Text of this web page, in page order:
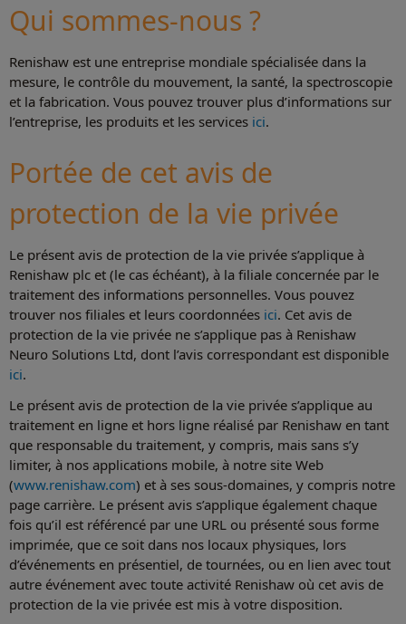
Qui sommes-nous ?
Renishaw est une entreprise mondiale spécialisée dans la
mesure, le contrôle du mouvement, la santé, la spectroscopie
et la fabrication. Vous pouvez trouver plus d’informations sur
l’entreprise, les produits et les services ici.
Portée de cet avis de
protection de la vie privée
Le présent avis de protection de la vie privée s’applique à
Renishaw plc et (le cas échéant), à la filiale concernée par le
traitement des informations personnelles. Vous pouvez
trouver nos filiales et leurs coordonnées ici. Cet avis de
protection de la vie privée ne s’applique pas à Renishaw
Neuro Solutions Ltd, dont l’avis correspondant est disponible
ici.
Le présent avis de protection de la vie privée s’applique au
traitement en ligne et hors ligne réalisé par Renishaw en tant
que responsable du traitement, y compris, mais sans s’y
limiter, à nos applications mobile, à notre site Web
(www.renishaw.com) et à ses sous-domaines, y compris notre
page carrière. Le présent avis s’applique également chaque
fois qu’il est référencé par une URL ou présenté sous forme
imprimée, que ce soit dans nos locaux physiques, lors
d’événements en présentiel, de tournées, ou en lien avec tout
autre événement avec toute activité Renishaw où cet avis de
protection de la vie privée est mis à votre disposition.